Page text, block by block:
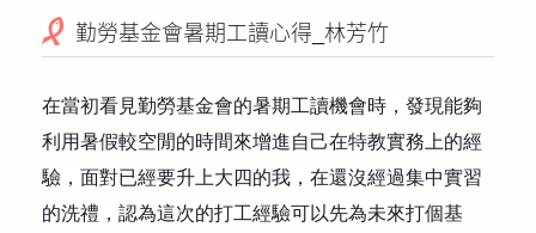
美善訊息
幫助美善
我要捐款
捐款徵信
勤勞基金會暑期工讀心得_林芳竹
在當初看見勤勞基金會的暑期工讀機會時，發現能夠
利用暑假較空閒的時間來增進自己在特教實務上的經
驗，面對已經要升上大四的我，在還沒經過集中實習
的洗禮，認為這次的打工經驗可以先為未來打個基